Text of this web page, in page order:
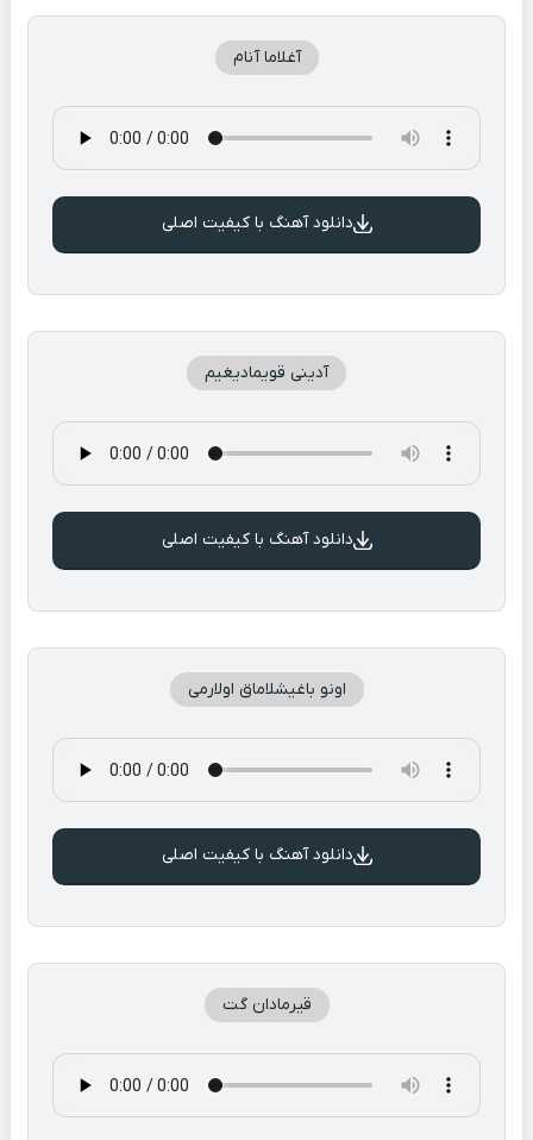
آغلاما آنام
دانلود آهنگ با کیفیت اصلی
آدینی قویمادیغیم
دانلود آهنگ با کیفیت اصلی
اونو باغیشلاماق اولارمی
دانلود آهنگ با کیفیت اصلی
قیرمادان گت